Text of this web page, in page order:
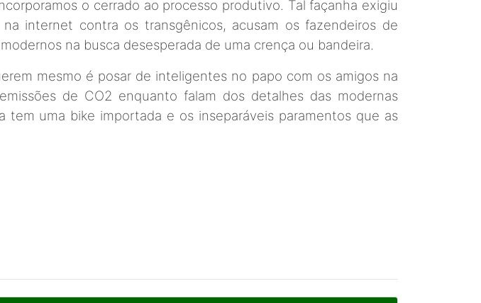
o cerrado ao processo produtivo. Tal façanha exigiu
internet contra os transgênicos, acusam os fazendeiros de
na busca desesperada de uma crença ou bandeira.
mesmo é posar de inteligentes no papo com os amigos na
de CO2 enquanto falam dos detalhes das modernas
uma bike importada e os inseparáveis paramentos que as